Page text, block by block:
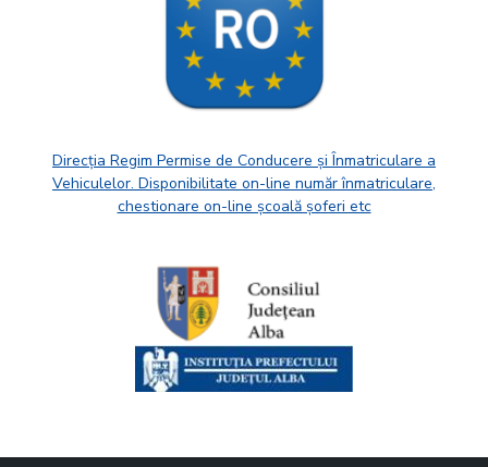
Direcția Regim Permise de Conducere și Înmatriculare a
Vehiculelor. Disponibilitate on-line număr înmatriculare,
chestionare on-line școală șoferi etc